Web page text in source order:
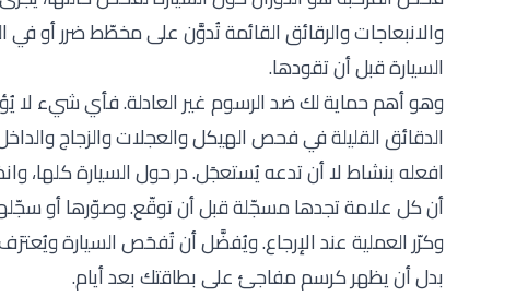
والانبعاجات والرقائق القائمة تُدوَّن على مخطّط ضرر أو
السيارة قبل أن تقودها.
وهو أهم حماية لك ضد الرسوم غير العادلة. فأي شيء لا
الدقائق القليلة في فحص الهيكل والعجلات والزجاج
افعله بنشاط لا أن تدعه يُستعجَل. در حول السيارة كلها،
أن كل علامة تجدها مسجّلة قبل أن توقّع. وصوّرها أو
وكرّر العملية عند الإرجاع. ويُفضَّل أن تُفحَص السيارة
بدل أن يظهر كرسم مفاجئ على بطاقتك بعد أيام.